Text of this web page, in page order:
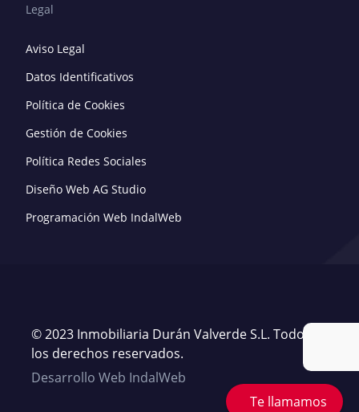
Legal
Aviso Legal
Datos Identificativos
Política de Cookies
Gestión de Cookies
Política Redes Sociales
Diseño Web AG Studio
Programación Web IndalWeb
© 2023 Inmobiliaria Durán Valverde S.L. Todos
los derechos reservados.
Desarrollo Web IndalWeb
Te llamamos